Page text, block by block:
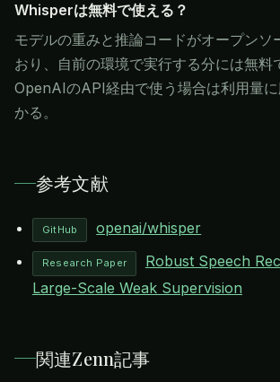
Whisperは無料で使える？
モデルの重みと推論コードがオープンソ
おり、自前の環境で実行する分には無料
OpenAIのAPI経由で使う場合は利用量
かる。
参考文献
GitHub openai/whisper
Research Paper
Robust Speech
Large-Scale Weak Supervision
関連Zenn記事